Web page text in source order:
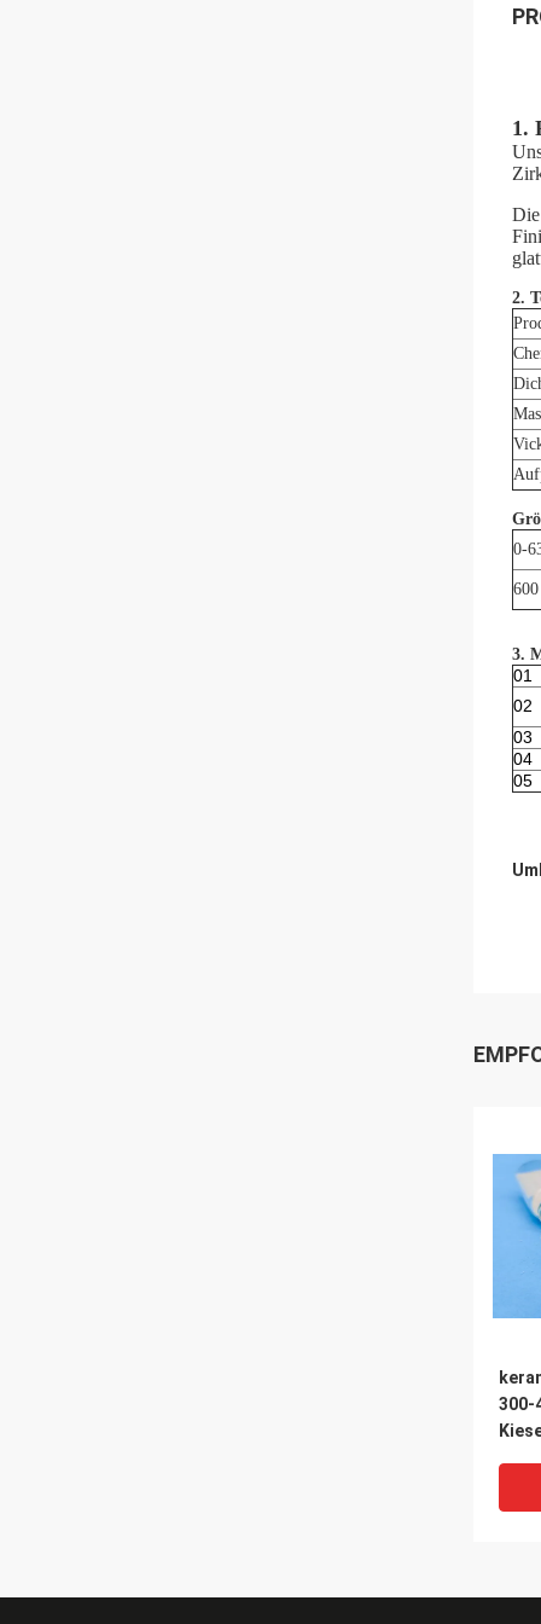
1.
2.
0-
3.
01
02
03
04
05
300-